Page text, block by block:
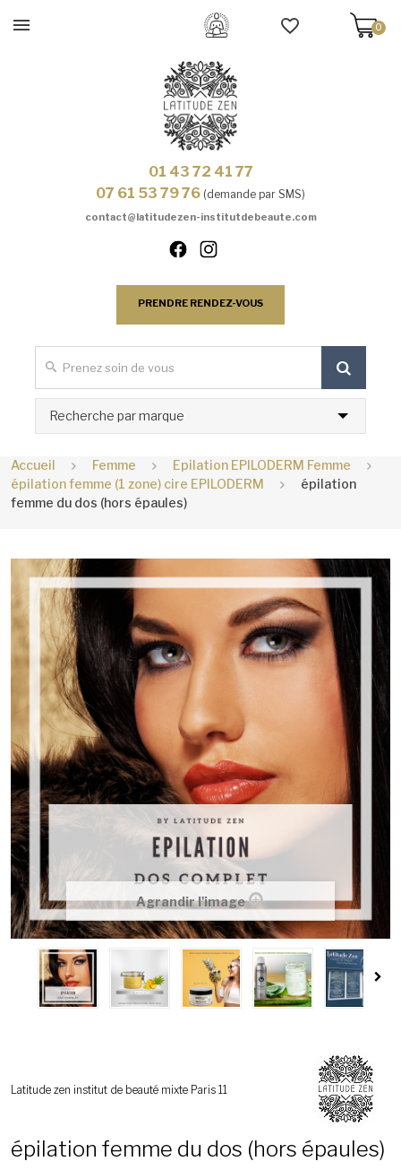
0
01 43 72 41 77
07 61 53 79 76 (demande par SMS)
contact@latitudezen-institutdebeaute.com
PRENDRE RENDEZ-VOUS
Recherche par marque
Accueil Femme
Epilation EPILODERM Femme
épilation femme (1 zone) cire EPILODERM
épilation
femme du dos (hors épaules)
Agrandir l'image
Latitude zen institut de beauté mixte Paris 11
épilation femme du dos (hors épaules)